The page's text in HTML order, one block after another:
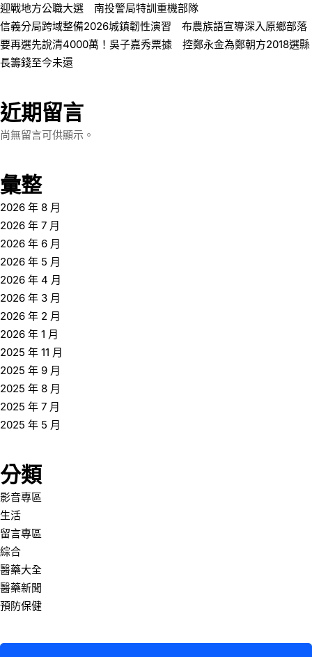
迎戰地方公職大選 南投警局特訓重機部隊
信義分局跨域整備2026城鎮韌性演習 布農族語宣導深入原鄉部落
要再選先說清4000萬！吳子嘉秀票據 控鄭永金為鄭朝方2018選縣
長籌錢至今未還
近期留言
尚無留言可供顯示。
彙整
2026 年 8 月
2026 年 7 月
2026 年 6 月
2026 年 5 月
2026 年 4 月
2026 年 3 月
2026 年 2 月
2026 年 1 月
2025 年 11 月
2025 年 9 月
2025 年 8 月
2025 年 7 月
2025 年 5 月
分類
影音專區
生活
留言專區
綜合
醫藥大全
醫藥新聞
預防保健